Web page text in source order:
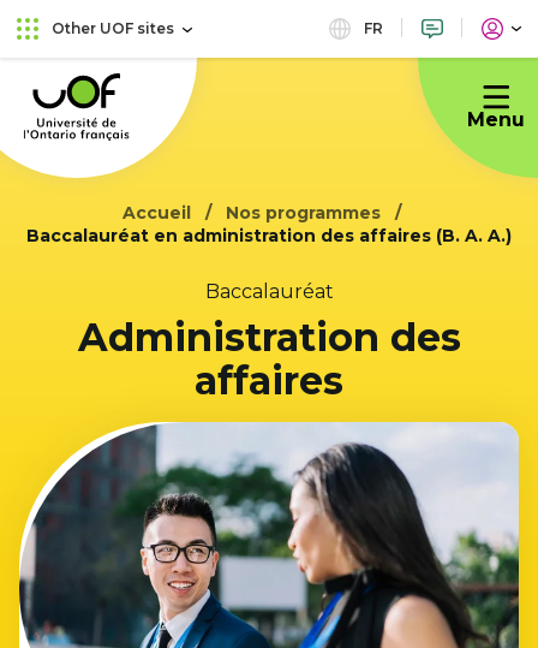
Skip
to
menu
Skip
to
Other UOF sites FR
Université
de
l'Ontario
français
Menu
Accueil
Nos programmes
Baccalauréat en administration des affaires (B. A. A.)
Baccalauréat
Administration des
affaires